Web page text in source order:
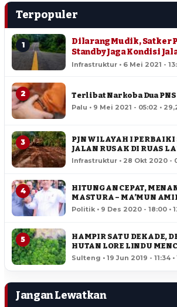
Terpopuler
1
Dilarang Mudik, Satker
Standby Jaga Kondisi
Infrastruktur • 6 Mei 2021 -
2 Terlibat Narkoba Dua
Palu • 9 Mei 2021 - 05:02 •
3
PJN WILAYAH I PERBAIKI
JALAN RUSAK DI RUAS
Infrastruktur • 28 Okt 2020 -
4
HITUNGAN CEPAT,
MASTURA – MA’MUN
SULTENG
Politik • 9 Des 2020 - 18:00 •
5
HAMPIR SATU DEKADE,
HUTAN LORE LINDU
HEKTAR
Sulteng • 19 Jun 2019 - 11:34
Jangan Lewatkan